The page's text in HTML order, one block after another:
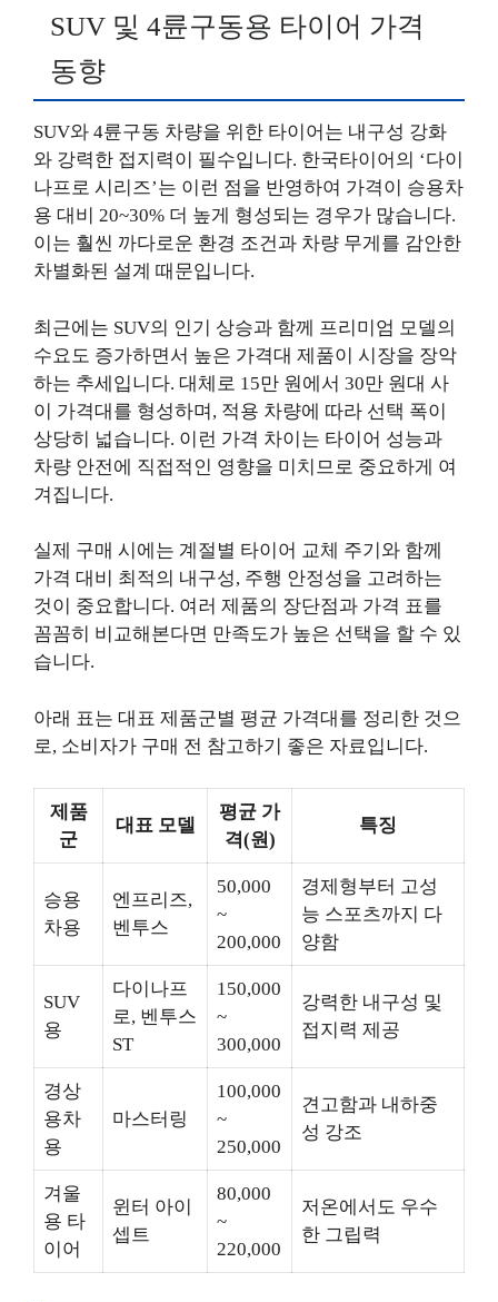
SUV 및 4륜구동용 타이어 가격
동향
SUV와 4륜구동 차량을 위한 타이어는 내구성 강화
와 강력한 접지력이 필수입니다. 한국타이어의 ‘다이
나프로 시리즈’는 이런 점을 반영하여 가격이 승용차
용 대비 20~30% 더 높게 형성되는 경우가 많습니다.
이는 훨씬 까다로운 환경 조건과 차량 무게를 감안한
차별화된 설계 때문입니다.
최근에는 SUV의 인기 상승과 함께 프리미엄 모델의
수요도 증가하면서 높은 가격대 제품이 시장을 장악
하는 추세입니다. 대체로 15만 원에서 30만 원대 사
이 가격대를 형성하며, 적용 차량에 따라 선택 폭이
상당히 넓습니다. 이런 가격 차이는 타이어 성능과
차량 안전에 직접적인 영향을 미치므로 중요하게 여
겨집니다.
실제 구매 시에는 계절별 타이어 교체 주기와 함께
가격 대비 최적의 내구성, 주행 안정성을 고려하는
것이 중요합니다. 여러 제품의 장단점과 가격 표를
꼼꼼히 비교해본다면 만족도가 높은 선택을 할 수 있
습니다.
아래 표는 대표 제품군별 평균 가격대를 정리한 것으
로, 소비자가 구매 전 참고하기 좋은 자료입니다.
제품
군
대표 모델
평균 가
격(원)
특징
승용
차용
엔프리즈,
벤투스
50,000
~
200,000
경제형부터 고성
능 스포츠까지 다
양함
SUV
용
다이나프
로, 벤투스
ST
150,000
~
300,000
강력한 내구성 및
접지력 제공
경상
용차
용
마스터링
100,000
~
250,000
견고함과 내하중
성 강조
겨울
용 타
이어
윈터 아이
셉트
80,000
~
220,000
저온에서도 우수
한 그립력